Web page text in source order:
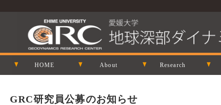
HOME About Research
GRC研究員公募のお知らせ